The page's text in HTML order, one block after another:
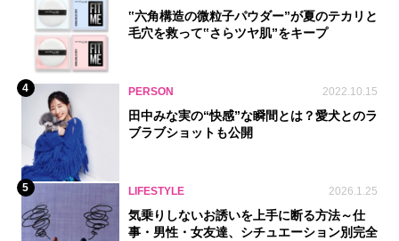
‟六角構造の微粒子パウダー”が夏のテカリと
毛穴を救って‟さらツヤ肌”をキープ
4 PERSON 2022.10.15
田中みな実の“快感”な瞬間とは？愛犬とのラ
ブラブショットも公開
5 LIFESTYLE 2026.1.25
気乗りしないお誘いを上手に断る方法～仕
事・男性・女友達、シチュエーション別完全